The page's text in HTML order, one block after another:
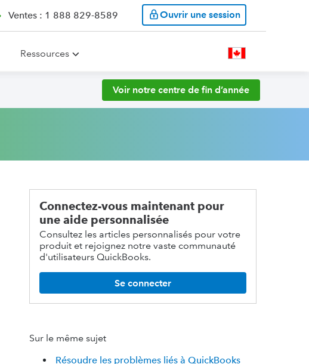
Ventes : 1 888 829-8589 Ouvrir une session
Ressources
Voir notre centre de fin d’année
Connectez-vous maintenant pour
une aide personnalisée
Consultez les articles personnalisés pour votre
produit et rejoignez notre vaste communauté
d'utilisateurs QuickBooks.
Se connecter
Sur le même sujet
Résoudre les problèmes liés à QuickBooks